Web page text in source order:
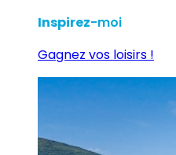
Inspirez-moi
Gagnez vos loisirs !